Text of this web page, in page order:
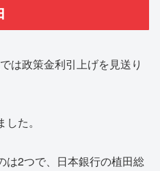
は政策金利引上げを見送り
た。
は2つで、日本銀行の植田総